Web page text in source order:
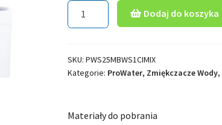
ilość
Zmiękczacz
Dodaj do koszyka
SKU: PWS25MBWS1CIMIX
Kategorie: ProWater, Zmiękczacze Wody,
Materiały do pobrania